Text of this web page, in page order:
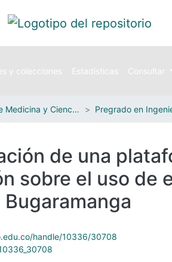
y colecciones Estadísticas Consultar
Escuela de Medicina y Ciencias de la Salud
de una
sobre el uso de
handle/10336/30708